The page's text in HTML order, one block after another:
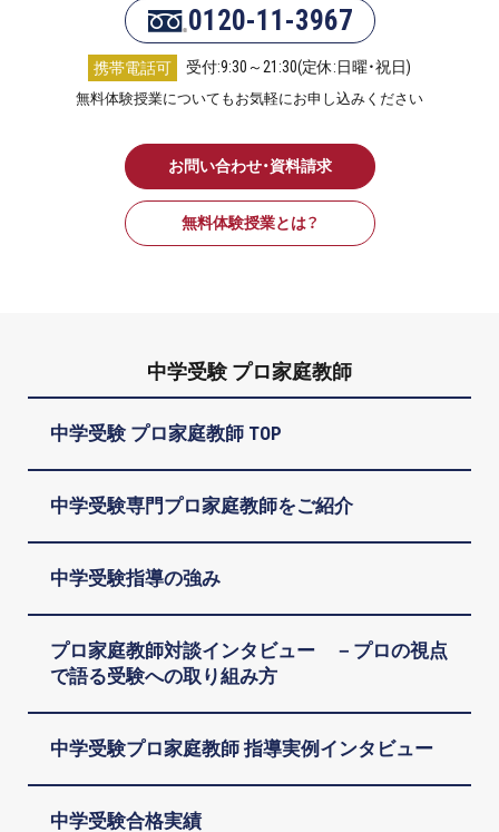
0120-11-3967
携帯電話可 受付:9:30～21:30(定休:日曜・祝日)
無料体験授業についてもお気軽にお申し込みください
お問い合わせ・資料請求
無料体験授業とは？
中学受験 プロ家庭教師
中学受験 プロ家庭教師 TOP
中学受験専門プロ家庭教師をご紹介
中学受験指導の強み
プロ家庭教師対談インタビュー －プロの視点
で語る受験への取り組み方
中学受験プロ家庭教師 指導実例インタビュー
中学受験合格実績